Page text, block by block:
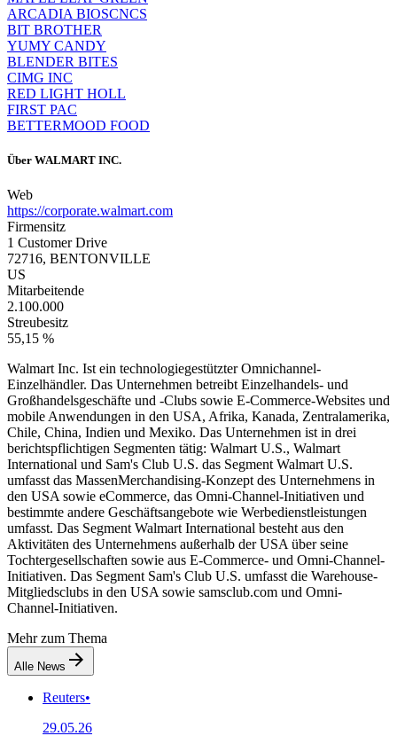
ARCADIA BIOSCNCS
BIT BROTHER
YUMY CANDY
BLENDER BITES
CIMG INC
RED LIGHT HOLL
FIRST PAC
BETTERMOOD FOOD
Über WALMART INC.
Web
https://corporate.walmart.com
Firmensitz
1 Customer Drive
72716, BENTONVILLE
US
Mitarbeitende
2.100.000
Streubesitz
55,15 %
Walmart Inc. Ist ein technologiegestützter Omnichannel-
Einzelhändler. Das Unternehmen betreibt Einzelhandels- und
Großhandelsgeschäfte und -Clubs sowie E-Commerce-Websites und
mobile Anwendungen in den USA, Afrika, Kanada, Zentralamerika,
Chile, China, Indien und Mexiko. Das Unternehmen ist in drei
berichtspflichtigen Segmenten tätig: Walmart U.S., Walmart
International und Sam's Club U.S. das Segment Walmart U.S.
umfasst das MassenMerchandising-Konzept des Unternehmens in
den USA sowie eCommerce, das Omni-Channel-Initiativen und
bestimmte andere Geschäftsangebote wie Werbedienstleistungen
umfasst. Das Segment Walmart International besteht aus den
Aktivitäten des Unternehmens außerhalb der USA über seine
Tochtergesellschaften sowie aus E-Commerce- und Omni-Channel-
Initiativen. Das Segment Sam's Club U.S. umfasst die Warehouse-
Mitgliedsclubs in den USA sowie samsclub.com und Omni-
Channel-Initiativen.
Mehr zum Thema
Alle News
Reuters•
29.05.26